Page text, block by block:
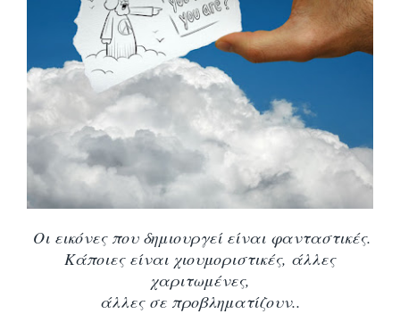
Οι εικόνες που δημιουργεί είναι φανταστικές.
Κάποιες είναι χιουμοριστικές, άλλες
χαριτωμένες,
άλλες σε προβληματίζουν..